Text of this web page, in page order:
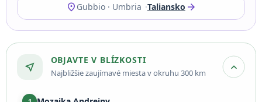
location_on Gubbio · Umbria Taliansko arrow_forward
near_me
OBJAVTE V BLÍZKOSTI
Najbližšie zaujímavé miesta v okruhu 300 km expand_more